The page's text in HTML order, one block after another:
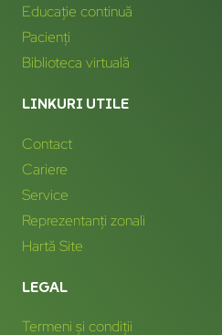
Educație continuă
Pacienți
Biblioteca virtuală
LINKURI UTILE
Contact
Cariere
Service
Reprezentanți zonali
Hartă Site
LEGAL
Termeni și condiții